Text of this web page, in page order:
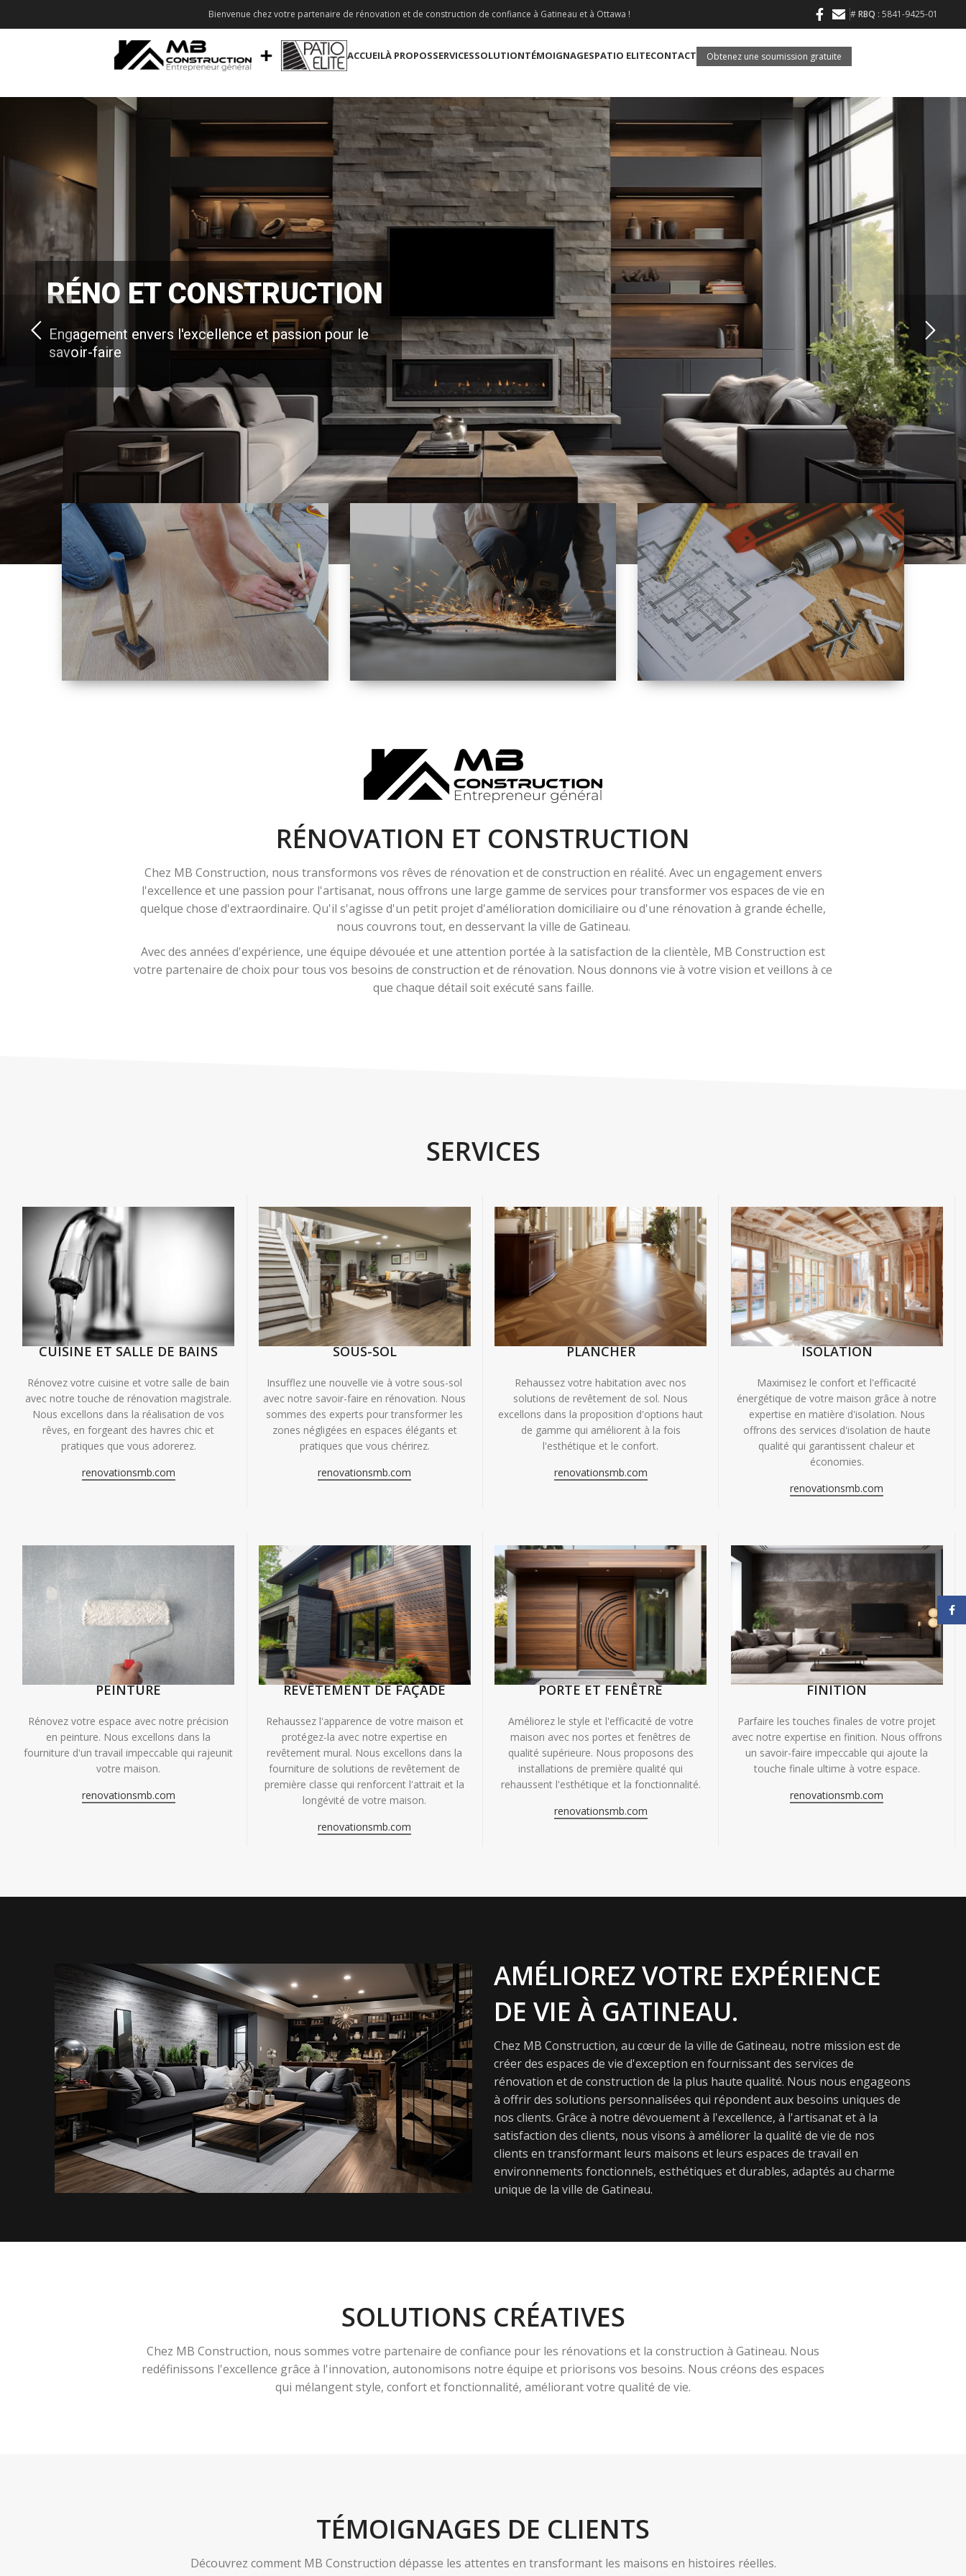
Bienvenue chez votre partenaire de rénovation et de construction de confiance à Gatineau et à Ottawa ! #RBQ : 5841-9425-01
ACCUEILÀ PROPOSSERVICESSOLUTIONTÉMOIGNAGESPATIO ELITECONTACT Obtenez une soumission gratuite
Engagement envers l'excellence et passion pour le
savoir-faire
RÉNO ET CONSTRUCTION
INTÉRIEURE ET
EXTÉRIEURE
RÉNOVATION ET CONSTRUCTION
Chez MB Construction, nous transformons vos rêves de rénovation et de construction en réalité. Avec un engagement envers
l'excellence et une passion pour l'artisanat, nous offrons une large gamme de services pour transformer vos espaces de vie en
quelque chose d'extraordinaire. Qu'il s'agisse d'un petit projet d'amélioration domiciliaire ou d'une rénovation à grande échelle,
nous couvrons tout, en desservant la ville de Gatineau.
Avec des années d'expérience, une équipe dévouée et une attention portée à la satisfaction de la clientèle, MB Construction est
votre partenaire de choix pour tous vos besoins de construction et de rénovation. Nous donnons vie à votre vision et veillons à ce
que chaque détail soit exécuté sans faille.
SERVICES
CUISINE ET SALLE DE BAINS
Rénovez votre cuisine et votre salle de bain
avec notre touche de rénovation magistrale.
Nous excellons dans la réalisation de vos
rêves, en forgeant des havres chic et
pratiques que vous adorerez.
renovationsmb.com
SOUS-SOL
Insufflez une nouvelle vie à votre sous-sol
avec notre savoir-faire en rénovation. Nous
sommes des experts pour transformer les
zones négligées en espaces élégants et
pratiques que vous chérirez.
renovationsmb.com
PLANCHER
Rehaussez votre habitation avec nos
solutions de revêtement de sol. Nous
excellons dans la proposition d'options haut
de gamme qui améliorent à la fois
l'esthétique et le confort.
renovationsmb.com
ISOLATION
Maximisez le confort et l'efficacité
énergétique de votre maison grâce à notre
expertise en matière d'isolation. Nous
offrons des services d'isolation de haute
qualité qui garantissent chaleur et
économies.
renovationsmb.com
PEINTURE
Rénovez votre espace avec notre précision
en peinture. Nous excellons dans la
fourniture d'un travail impeccable qui rajeunit
votre maison.
renovationsmb.com
REVÊTEMENT DE FAÇADE
Rehaussez l'apparence de votre maison et
protégez-la avec notre expertise en
revêtement mural. Nous excellons dans la
fourniture de solutions de revêtement de
première classe qui renforcent l'attrait et la
longévité de votre maison.
renovationsmb.com
PORTE ET FENÊTRE
Améliorez le style et l'efficacité de votre
maison avec nos portes et fenêtres de
qualité supérieure. Nous proposons des
installations de première qualité qui
rehaussent l'esthétique et la fonctionnalité.
renovationsmb.com
FINITION
Parfaire les touches finales de votre projet
avec notre expertise en finition. Nous offrons
un savoir-faire impeccable qui ajoute la
touche finale ultime à votre espace.
renovationsmb.com
AMÉLIOREZ VOTRE EXPÉRIENCE
DE VIE À GATINEAU.
Chez MB Construction, au cœur de la ville de Gatineau, notre mission est de
créer des espaces de vie d'exception en fournissant des services de
rénovation et de construction de la plus haute qualité. Nous nous engageons
à offrir des solutions personnalisées qui répondent aux besoins uniques de
nos clients. Grâce à notre dévouement à l'excellence, à l'artisanat et à la
satisfaction des clients, nous visons à améliorer la qualité de vie de nos
clients en transformant leurs maisons et leurs espaces de travail en
environnements fonctionnels, esthétiques et durables, adaptés au charme
unique de la ville de Gatineau.
SOLUTIONS CRÉATIVES
Chez MB Construction, nous sommes votre partenaire de confiance pour les rénovations et la construction à Gatineau. Nous
redéfinissons l'excellence grâce à l'innovation, autonomisons notre équipe et priorisons vos besoins. Nous créons des espaces
qui mélangent style, confort et fonctionnalité, améliorant votre qualité de vie.
TÉMOIGNAGES DE CLIENTS
Découvrez comment MB Construction dépasse les attentes en transformant les maisons en histoires réelles.